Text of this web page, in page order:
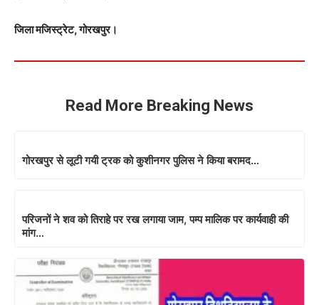
जिला मजिस्ट्रेट, गोरखपुर।
Read More Breaking News
गोरखपुर से लूटी गयी ट्रक को कुशीनगर पुलिस ने किया बरामद…
परिजनों ने शव को तिराहे पर रख लगाया जाम, पम्प मालिक पर कार्यवाही की
मांग…